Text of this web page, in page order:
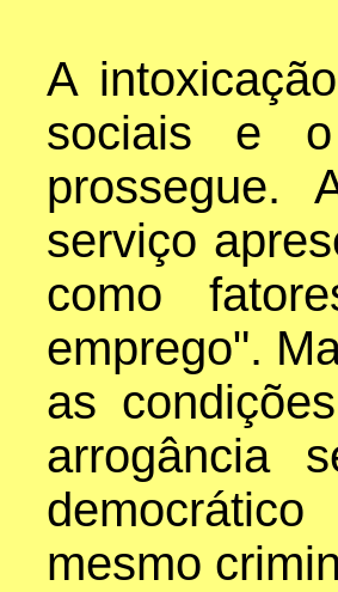
A
sociais e
serviço
como
emprego".
as
arrogância
mesmo